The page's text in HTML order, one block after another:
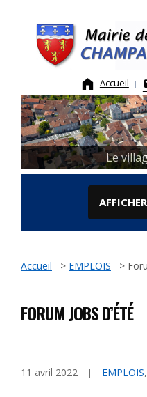
Accueil
Le
Accueil > EMPLOIS >
FORUM JOBS D’ÉTÉ
11 avril 2022 EMPLOIS,